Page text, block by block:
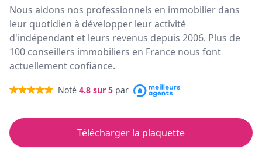
Nous aidons nos professionnels en immobilier dans
leur quotidien à développer leur activité
d'indépendant et leurs revenus depuis 2006. Plus de
100 conseillers immobiliers en France nous font
actuellement confiance.
Noté 4.8 sur 5 par
Télécharger la plaquette